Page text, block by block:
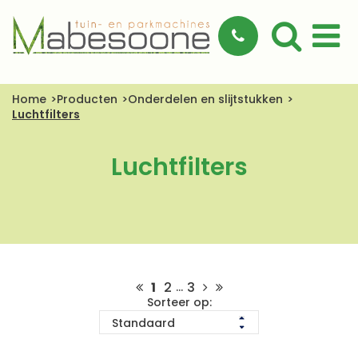
Home Producten
Onderdelen en slijtstukken
Luchtfilters
Luchtfilters
1 2 ... 3
Sorteer op: